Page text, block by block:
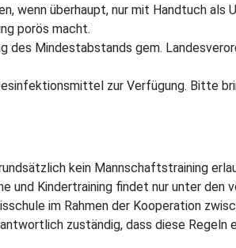
wenn überhaupt, nur mit Handtuch
porös macht.
des Mindestabstands gem.
zur Verfügung. Bitte
kein Mannschaftstraining
und Kindertraining findet nur unter
im Rahmen der Kooperation
zuständig, dass diese Regeln